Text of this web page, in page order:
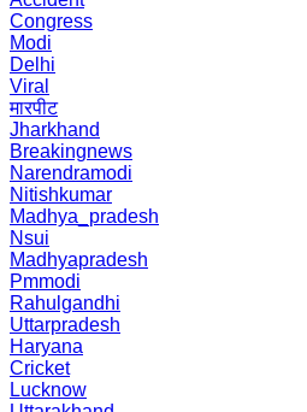
Congress
Modi
Delhi
Viral
मारपीट
Jharkhand
Breakingnews
Narendramodi
Nitishkumar
Madhya_pradesh
Nsui
Madhyapradesh
Pmmodi
Rahulgandhi
Uttarpradesh
Haryana
Cricket
Lucknow